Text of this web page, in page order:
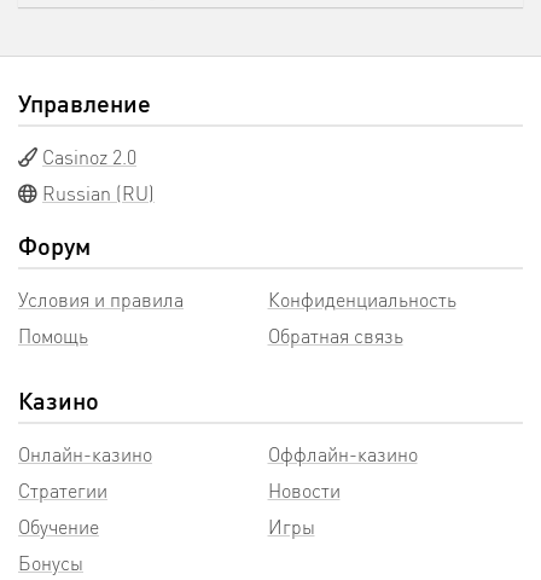
Казино
Онлайн-казино
Стратегии
Обучение
Бонусы
Оффлайн-казино
Новости
Игры
Форум
Условия и правила
Конфиденциальность
Помощь
Обратная связь
Управление
Casinoz 2.0
Russian (RU)